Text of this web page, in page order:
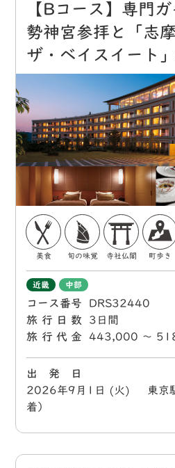
【Bコース】専門
勢神宮参拝と「志
ザ・ベイスイート
美食 旬の味覚 寺社仏閣 町歩き
近畿 中部
コース番号
DRS32440
旅行日数
3日間
旅行代金
443,000 〜
出 発 日
2026年9月1日 (火) 東京駅
着）